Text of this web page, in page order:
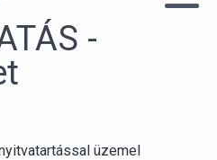
-
üzemel